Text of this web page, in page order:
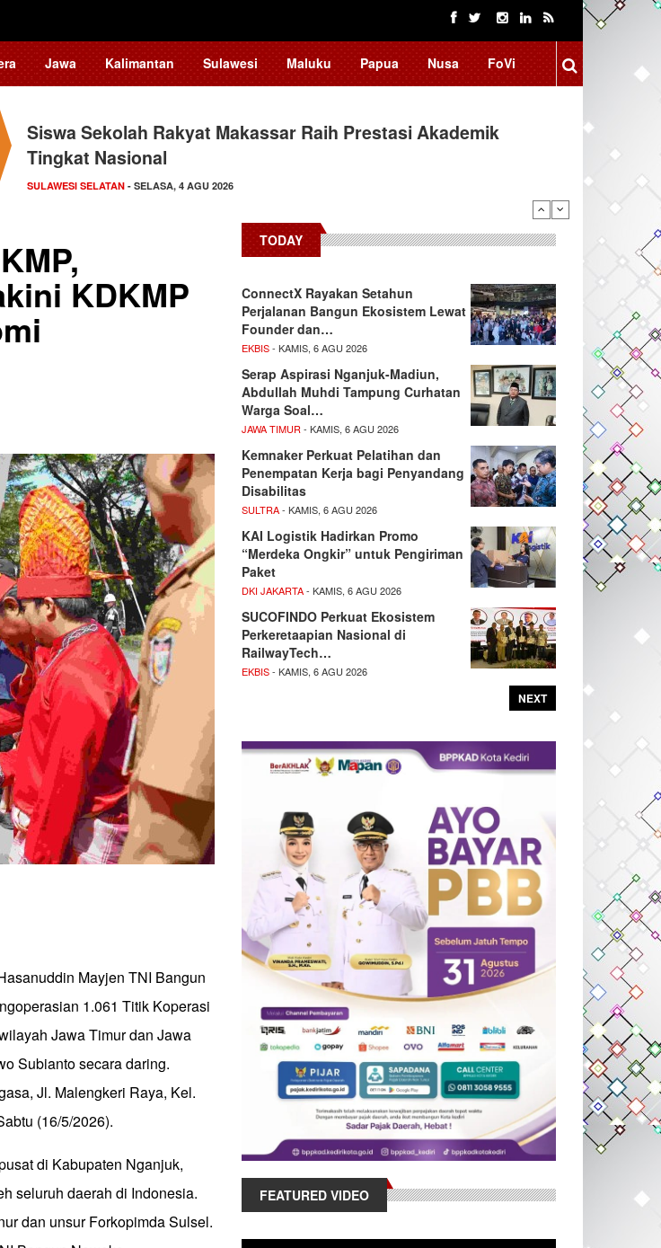
Jawa Kalimantan Sulawesi Maluku Papua Nusa FoVi
Siswa Sekolah Rakyat Makassar Raih Prestasi Akademik
Tingkat Nasional
SULAWESI SELATAN - SELASA, 4 AGU 2026
KDKMP
Mayjen TNI Bangun
1.061 Titik Koperasi
Jawa Timur dan Jawa
Subianto secara daring.
Jl. Malengkeri Raya, Kel.
(16/5/2026).
di Kabupaten Nganjuk,
seluruh daerah di Indonesia.
dan unsur Forkopimda Sulsel.
TODAY
ConnectX Rayakan Setahun
Perjalanan Bangun Ekosistem Lewat
Founder dan…
EKBIS- KAMIS, 6 AGU 2026
Serap Aspirasi Nganjuk-Madiun,
Abdullah Muhdi Tampung Curhatan
Warga Soal…
JAWA TIMUR - KAMIS, 6 AGU 2026
Kemnaker Perkuat Pelatihan dan
Penempatan Kerja bagi Penyandang
Disabilitas
SULTRA- KAMIS, 6 AGU 2026
KAI Logistik Hadirkan Promo
“Merdeka Ongkir” untuk Pengiriman
Paket
DKI JAKARTA- KAMIS, 6 AGU 2026
SUCOFINDO Perkuat Ekosistem
Perkeretaapian Nasional di
RailwayTech…
EKBIS- KAMIS, 6 AGU 2026
NEXT
FEATURED VIDEO